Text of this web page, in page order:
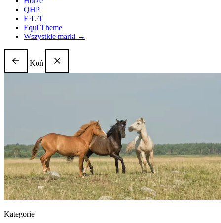
QHP
E·L·T
Equi Theme
Wszystkie marki →
Koń
Kategorie